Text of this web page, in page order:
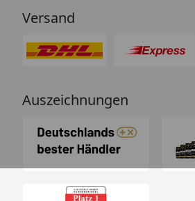
Versand
Auszeichnungen